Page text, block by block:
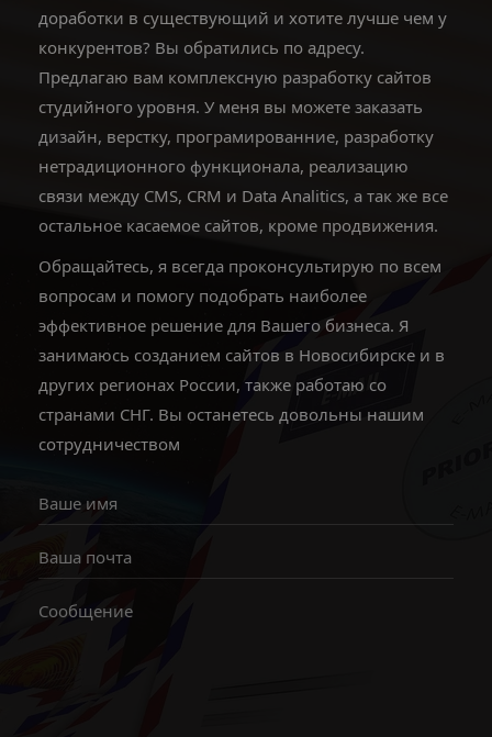
доработки в существующий и хотите лучше чем у
конкурентов? Вы обратились по адресу.
Предлагаю вам комплексную разработку сайтов
студийного уровня. У меня вы можете заказать
дизайн, верстку, програмированние, разработку
нетрадиционного функционала, реализацию
связи между CMS, CRM и Data Analitics, а так же все
остальное касаемое сайтов, кроме продвижения.
Обращайтесь, я всегда проконсультирую по всем
вопросам и помогу подобрать наиболее
эффективное решение для Вашего бизнеса. Я
занимаюсь созданием сайтов в Новосибирске и в
других регионах России, также работаю со
странами СНГ. Вы останетесь довольны нашим
сотрудничеством